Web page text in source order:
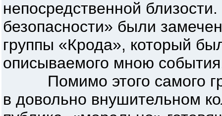
непосредственной
безопасности» были
группы «Крода», который
описываемого мною
Помимо этого самого
в довольно внушительном